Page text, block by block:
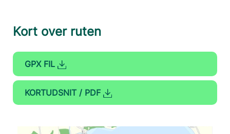
Kort over ruten
GPX FIL
KORTUDSNIT / PDF